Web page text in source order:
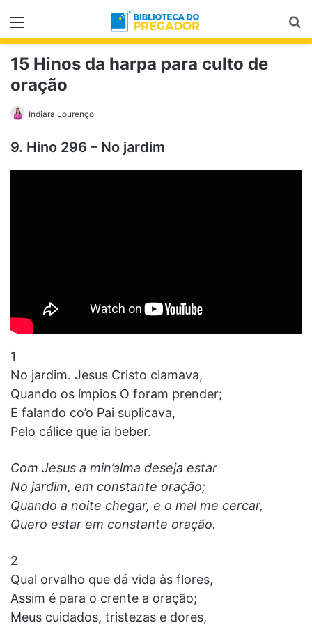
Menu
15 Hinos da harpa para culto de
oração
Indiara Lourenço
9. Hino 296 – No jardim
1
No jardim. Jesus Cristo clamava,
Quando os ímpios O foram prender;
E falando co’o Pai suplicava,
Pelo cálice que ia beber.
Com Jesus a min’alma deseja estar
No jardim, em constante oração;
Quando a noite chegar, e o mal me cercar,
Quero estar em constante oração.
2
Qual orvalho que dá vida às flores,
Assim é para o crente a oração;
Meus cuidados, tristezas e dores,